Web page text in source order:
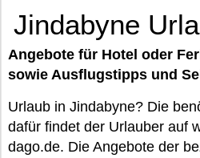
Jindabyne
Angebote für Hotel oder
sowie Ausflugstipps und
Urlaub in Jindabyne? Die
dafür findet der Urlauber auf
dago.de. Die Angebote der